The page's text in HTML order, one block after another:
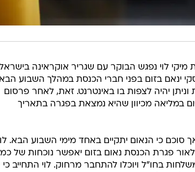
מיקי לוי נפגש הבוקר עם שגריר אוקראינה בישראל
ינאם בזום בפני חברי הכנסת במהלך השבוע
יהיה לצפות בו באינטרנט. זאת, לאחר פרסום
במליאה מכיוון שהיא נמצאת בפגרה בתאריך
סוכם כי הנאום יתקיים באחד מימי השבוע הבא.
פגרת הכנסת נאום בזום יאפשר נוכחות של
בחו"ל ויוכלו להתחבר מרחוק. לוי התחייב כי